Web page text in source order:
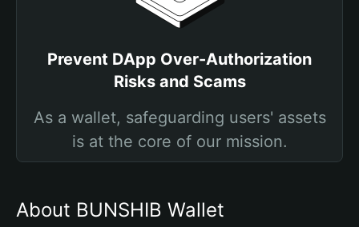
Prevent DApp Over-Authorization
Risks and Scams
As a wallet, safeguarding users' assets
is at the core of our mission.
About BUNSHIB Wallet